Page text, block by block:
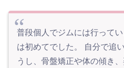
普段個人でジムには行って
は初めてでした。 自分で追
うし、骨盤矯正や体の傾き